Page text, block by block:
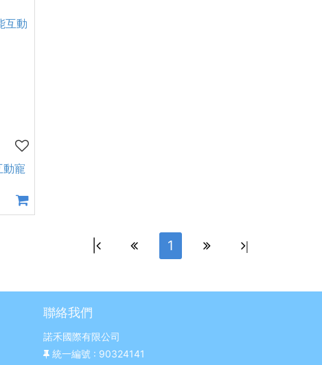
動寵
1 |
聯絡我們
諾禾國際有限公司
統一編號 : 90324141